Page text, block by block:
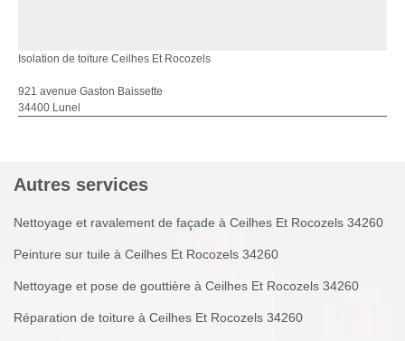
Isolation de toiture Ceilhes Et Rocozels
921 avenue Gaston Baissette
34400 Lunel
Autres services
Nettoyage et ravalement de façade à Ceilhes Et Rocozels 34260
Peinture sur tuile à Ceilhes Et Rocozels 34260
Nettoyage et pose de gouttière à Ceilhes Et Rocozels 34260
Réparation de toiture à Ceilhes Et Rocozels 34260